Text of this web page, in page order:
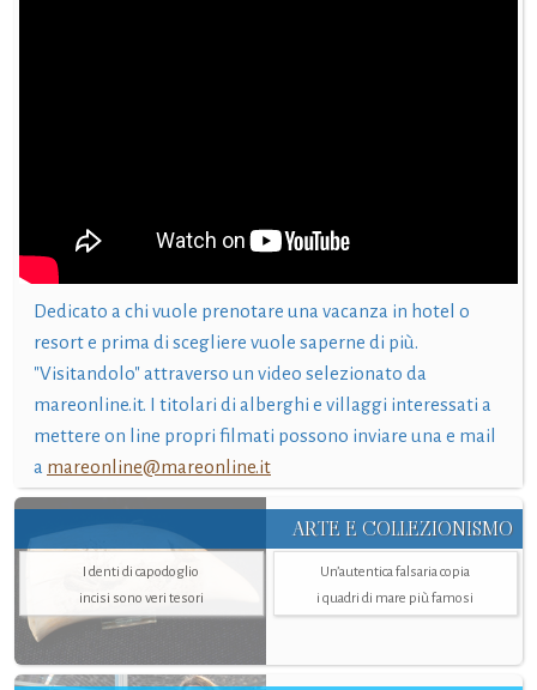
Dedicato a chi vuole prenotare una vacanza in hotel o
resort e prima di scegliere vuole saperne di più.
"Visitandolo" attraverso un video selezionato da
mareonline.it. I titolari di alberghi e villaggi interessati a
mettere on line propri filmati possono inviare una e mail
a mareonline@mareonline.it
ARTE E COLLEZIONISMO
I denti di capodoglio
incisi sono veri tesori
Un’autentica falsaria copia
i quadri di mare più famosi